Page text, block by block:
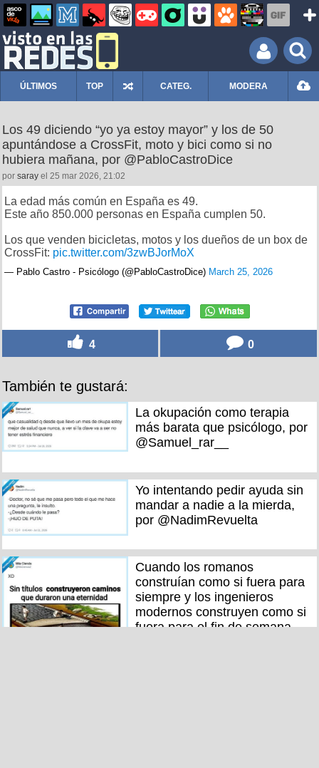
ÚLTIMOS TOP CATEG. MODERA
Los 49 diciendo “yo ya estoy mayor” y los de 50
apuntándose a CrossFit, moto y bici como si no
hubiera mañana, por @PabloCastroDice
por saray el 25 mar 2026, 21:02
La edad más común en España es 49.
Este año 850.000 personas en España cumplen 50.
Los que venden bicicletas, motos y los dueños de un box de
CrossFit: pic.twitter.com/3zwBJorMoX
— Pablo Castro - Psicólogo (@PabloCastroDice) March 25, 2026
4 0
También te gustará:
La okupación como terapia
más barata que psicólogo, por
@Samuel_rar__
Yo intentando pedir ayuda sin
mandar a nadie a la mierda,
por @NadimRevuelta
Cuando los romanos
construían como si fuera para
siempre y los ingenieros
modernos construyen como si
fuera para el fin de semana,